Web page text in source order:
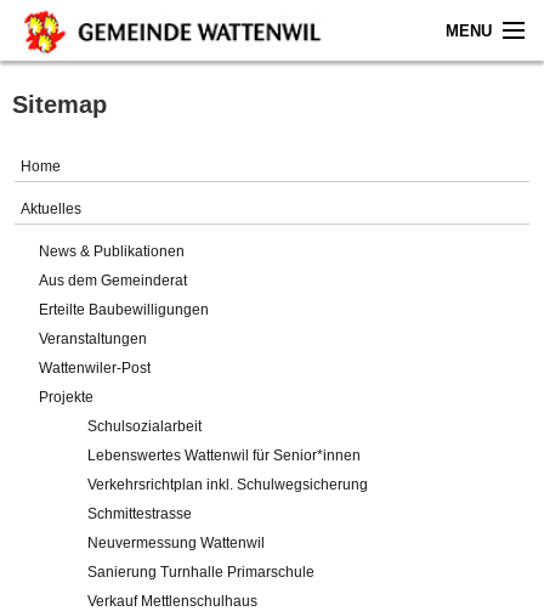
MENU
Home
Gemeinde
Verwaltung
Online-Service
Impressum
Sitemap
Home
Aktuelles
News & Publikationen
Aus dem Gemeinderat
Erteilte Baubewilligungen
Veranstaltungen
Wattenwiler-Post
Projekte
Schulsozialarbeit
Lebenswertes Wattenwil für Senior*innen
Verkehrsrichtplan inkl. Schulwegsicherung
Schmittestrasse
Neuvermessung Wattenwil
Sanierung Turnhalle Primarschule
Verkauf Mettlenschulhaus